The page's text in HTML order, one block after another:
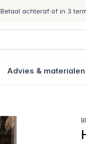
Betaal achteraf of in 3
Advies & materialen